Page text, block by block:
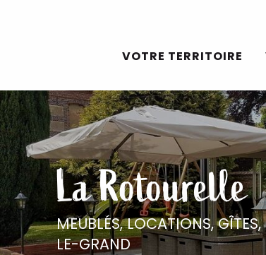
VOTRE TERRITOIRE
La Rotourelle
MEUBLÉS, LOCATIONS, GÎTES,
LE-GRAND